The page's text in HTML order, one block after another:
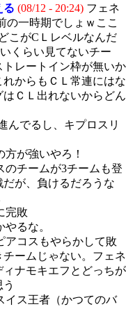
る (08/12 - 20:24) フェネ
の一時期でしょｗここ
こがCＬレベルなんだ
くらい見てないチー
レートイン枠が無いか
からもＣＬ常連にはな
ＣＬ出れないからどん
んでるし、キプロスリ
が強いやろ！
のチームが3チームも登
が、負けるだろうな
完敗
るな。
アコスもやらかして敗
ームじゃない。フェネ
ナモキエフとどっちが
イス王者（かつてのバ